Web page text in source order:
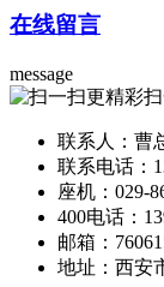
在线留言
message
联系人：曹
联系电话
座机：
400电话：
邮箱：
地址：西